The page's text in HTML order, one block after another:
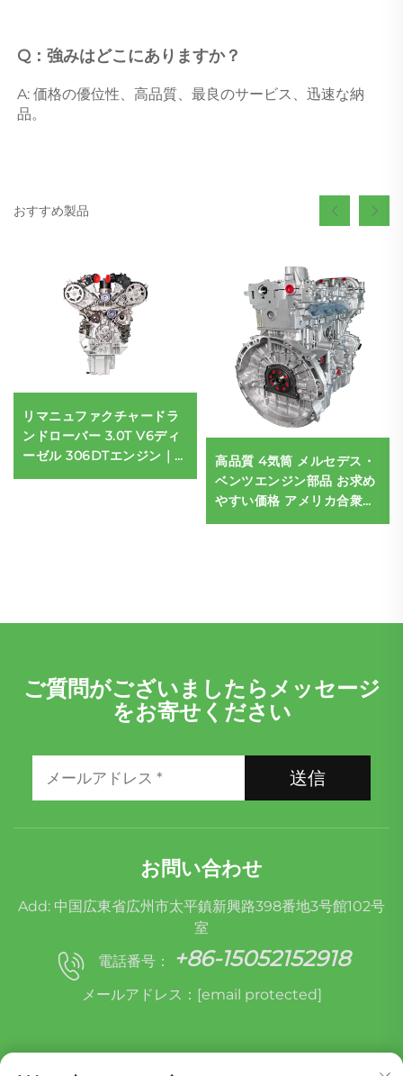
Q：強みはどこにありますか？
A: 価格の優位性、高品質、最良のサービス、迅速な納
品。
おすすめ製品
リマニュファクチャードラ
ンドローバー 3.0T V6ディ
ーゼル 306DTエンジン｜デ
高品質 4気筒 メルセデス・
ベンツエンジン部品 お求め
やすい価格 アメリカ合衆国
認証済み ガソリン燃料 6L
ご質問がございましたらメッセージ
をお寄せください
送信
お問い合わせ
Add: 中国広東省広州市太平鎮新興路398番地3号館102号
室
電話番号：
+86-15052152918
メールアドレス： [email protected]